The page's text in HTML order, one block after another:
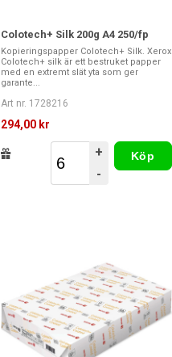
Colotech+ Silk 200g A4 250/fp
Kopieringspapper Colotech+ Silk. Xerox
Colotech+ silk är ett bestruket papper
med en extremt slät yta som ger
garante...
Art nr. 1728216
294,00 kr
+
-
Köp